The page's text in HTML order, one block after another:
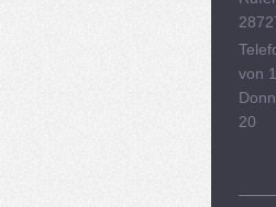
von
20